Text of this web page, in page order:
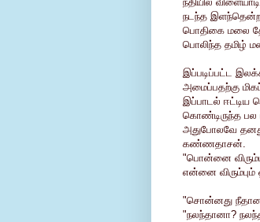
நடந்த
பொதிகை மலை
பொலிந்த தமிழ்
இப்படிப்பட்ட
அமைப்பதற்கு
இப்பாடல் ஈட்டிய
கொண்டிருந்த பல
அதுபோலவே
கண்ணதாசன்.
"பொன்னை
என்னை விரும்பும்
"சொன்னது
"நலந்தானா?